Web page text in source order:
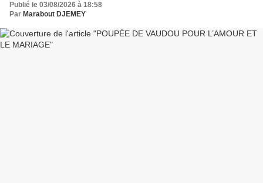
Publié le 03/08/2026 à 18:58
Par Marabout DJEMEY